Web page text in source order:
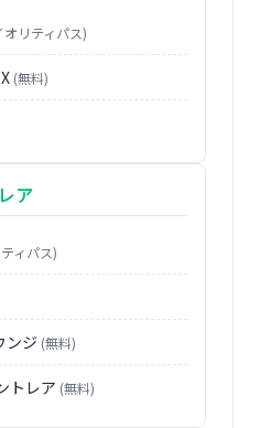
オリティパス)
(無料)
ア
ィパス)
ンジ (無料)
トレア (無料)